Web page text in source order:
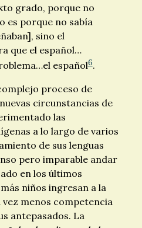
grado, porque no
es porque no sabía
sino el
que el español…
español6.
proceso de
circunstancias de
las
a lo largo de varios
de sus lenguas
pero imparable andar
en los últimos
niños ingresan a la
vez menos competencia
antepasados. La